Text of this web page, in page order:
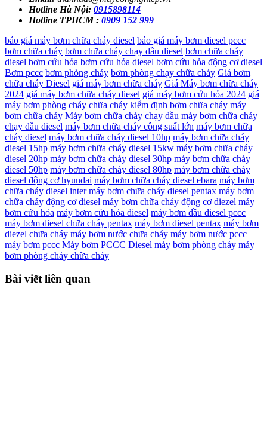
Hotline Hà Nội: 0915898114
Hotline TPHCM : 0909 152 999
báo giá máy bơm chữa cháy diesel báo giá máy bơm diesel pccc
bơm chữa cháy bơm chữa cháy chạy dầu diesel bơm chữa cháy
diesel bơm cứu hỏa bơm cứu hỏa diesel bơm cứu hỏa động cơ diesel
Bơm pccc bơm phòng cháy bơm phòng chạy chữa cháy Giá bơm
chữa cháy Diesel giá máy bơm chữa cháy Giá Máy bơm chữa cháy
2024 giá máy bơm chữa cháy diesel giá máy bơm cứu hỏa 2024 giá
máy bơm phòng cháy chữa cháy kiểm định bơm chữa cháy máy
bơm chữa cháy Máy bơm chữa cháy chạy dầu máy bơm chữa cháy
chạy dầu diesel máy bơm chữa cháy công suất lớn máy bơm chữa
cháy diesel máy bơm chữa cháy diesel 10hp máy bơm chữa cháy
diesel 15hp máy bơm chữa cháy diesel 15kw máy bơm chữa cháy
diesel 20hp máy bơm chữa cháy diesel 30hp máy bơm chữa cháy
diesel 50hp máy bơm chữa cháy diesel 80hp máy bơm chữa cháy
diesel động cơ hyundai máy bơm chữa cháy diesel ebara máy bơm
chữa cháy diesel inter máy bơm chữa cháy diesel pentax máy bơm
chữa cháy động cơ diesel máy bơm chữa cháy động cơ diezel máy
bơm cứu hỏa máy bơm cứu hỏa diesel máy bơm dầu diesel pccc
máy bơm diesel chữa cháy pentax máy bơm diesel pentax máy bơm
diezel chữa cháy máy bơm nước chữa cháy máy bơm nước pccc
máy bơm pccc Máy bơm PCCC Diesel máy bơm phòng cháy máy
bơm phòng cháy chữa cháy
Bài viết liên quan